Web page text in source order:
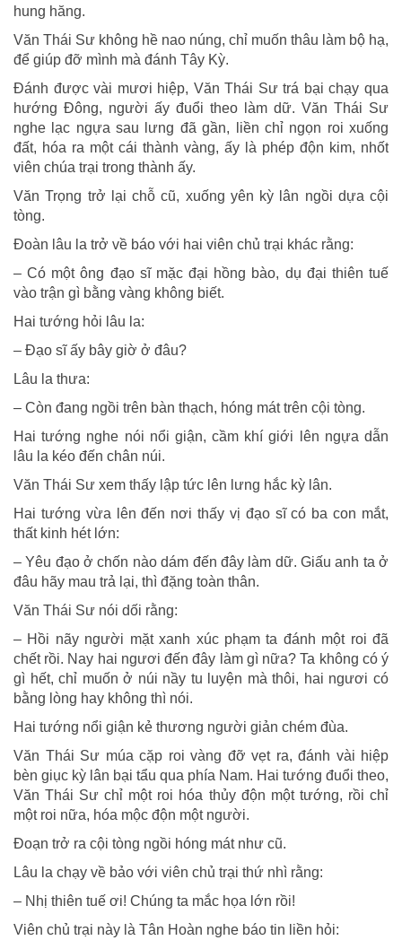
hung hăng.
Văn Thái Sư không hề nao núng, chỉ muốn thâu làm bộ hạ,
để giúp đỡ mình mà đánh Tây Kỳ.
Ðánh được vài mươi hiệp, Văn Thái Sư trá bại chạy qua
hướng Ðông, người ấy đuổi theo làm dữ. Văn Thái Sư
nghe lạc ngựa sau lưng đã gần, liền chỉ ngọn roi xuống
đất, hóa ra một cái thành vàng, ấy là phép độn kim, nhốt
viên chúa trại trong thành ấy.
Văn Trọng trở lại chỗ cũ, xuống yên kỳ lân ngồi dựa cội
tòng.
Ðoàn lâu la trở về báo với hai viên chủ trại khác rằng:
– Có một ông đạo sĩ mặc đại hồng bào, dụ đại thiên tuế
vào trận gì bằng vàng không biết.
Hai tướng hỏi lâu la:
– Ðạo sĩ ấy bây giờ ở đâu?
Lâu la thưa:
– Còn đang ngồi trên bàn thạch, hóng mát trên cội tòng.
Hai tướng nghe nói nổi giận, cầm khí giới lên ngựa dẫn
lâu la kéo đến chân núi.
Văn Thái Sư xem thấy lập tức lên lưng hắc kỳ lân.
Hai tướng vừa lên đến nơi thấy vị đạo sĩ có ba con mắt,
thất kinh hét lớn:
– Yêu đạo ở chốn nào dám đến đây làm dữ. Giấu anh ta ở
đâu hãy mau trả lại, thì đặng toàn thân.
Văn Thái Sư nói dối rằng:
– Hồi nãy người mặt xanh xúc phạm ta đánh một roi đã
chết rồi. Nay hai ngươi đến đây làm gì nữa? Ta không có ý
gì hết, chỉ muốn ở núi nầy tu luyện mà thôi, hai ngươi có
bằng lòng hay không thì nói.
Hai tướng nổi giận kẻ thương người giản chém đùa.
Văn Thái Sư múa cặp roi vàng đỡ vẹt ra, đánh vài hiệp
bèn giục kỳ lân bại tẩu qua phía Nam. Hai tướng đuổi theo,
Văn Thái Sư chỉ một roi hóa thủy độn một tướng, rồi chỉ
một roi nữa, hóa mộc độn một người.
Ðoạn trở ra cội tòng ngồi hóng mát như cũ.
Lâu la chạy về bảo với viên chủ trại thứ nhì rằng:
– Nhị thiên tuế ơi! Chúng ta mắc họa lớn rồi!
Viên chủ trại này là Tân Hoàn nghe báo tin liền hỏi: